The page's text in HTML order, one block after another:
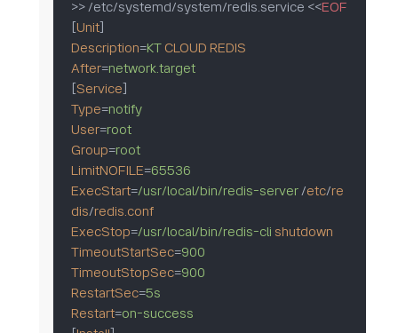
>> /etc/systemd/system/redis.service <<EOF
[Unit
Description=KT CLOUD REDIS
After=network.target
[Service
Type=notify
User=root
Group=root
LimitNOFILE=65536
ExecStart=/usr/local/bin/redis-server /etc/re
dis/redis.conf
ExecStop=/usr/local/bin/redis-cli shutdown
TimeoutStartSec=900
TimeoutStopSec=900
RestartSec=5s
Restart=on-success